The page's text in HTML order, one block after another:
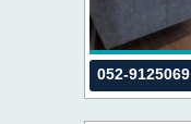
052-9125069